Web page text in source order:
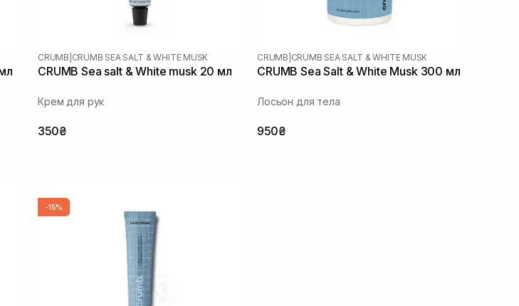
CRUMB CRUMB SEA SALT & WHITE MUSK
CRUMB Sea salt & White musk 20 мл
Крем для рук
350₴
CRUMB CRUMB SEA SALT & WHITE MUSK
CRUMB Sea Salt & White Musk 300 мл
Лосьон для тела
950₴
-15%